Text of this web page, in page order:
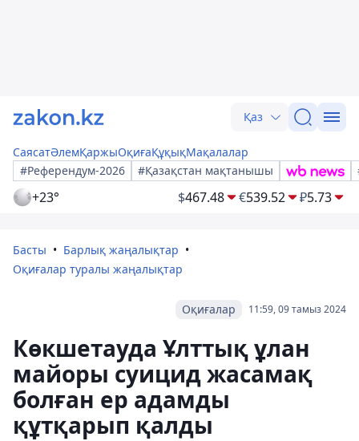
Қаз
СаясатӘлемҚаржыОқиғаҚұқықМақалалар
#Референдум-2026
#Қазақстан мақтанышы
+23° $467.48 €539.52 ₽5.73
Басты
Барлық жаңалықтар
Оқиғалар туралы жаңалықтар
11:59, 09 тамыз 2024
Оқиғалар
Көкшетауда Ұлттық ұлан
майоры суицид жасамақ
болған ер адамды
құтқарып қалды